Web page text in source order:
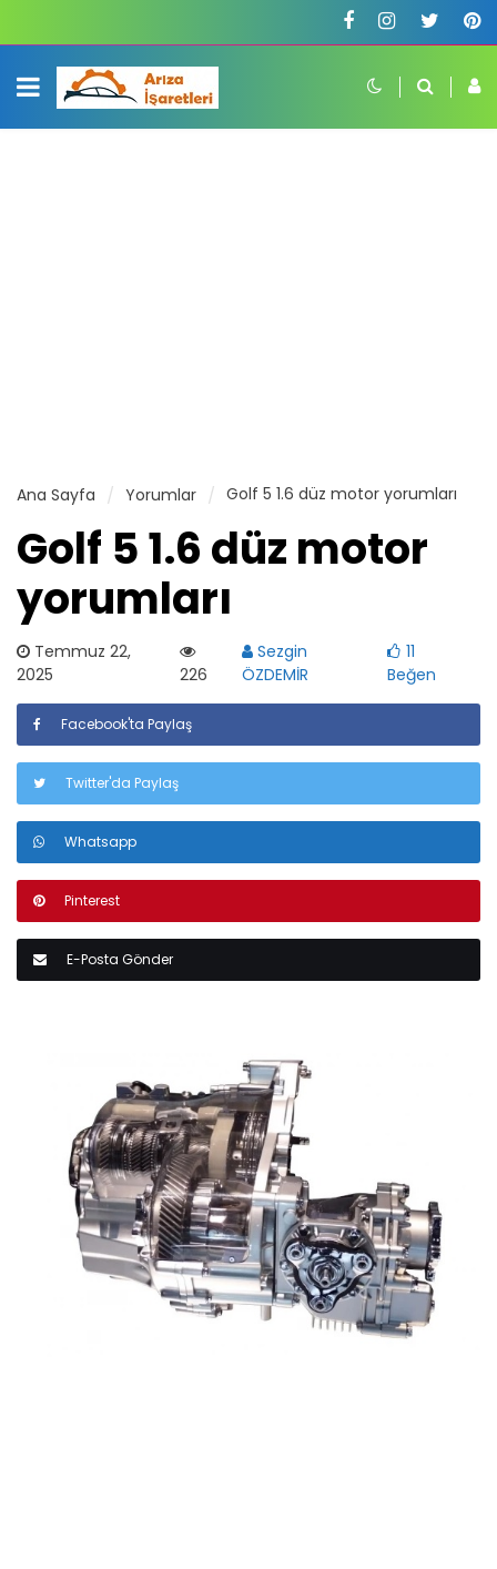
Ana Sayfa Yorumlar Golf 5 1.6 düz motor yorumları
Golf 5 1.6 düz motor
yorumları
Temmuz 22,
2025
226
Sezgin
ÖZDEMİR
11
Beğen
Facebook'ta Paylaş
Twitter'da Paylaş
Whatsapp
Pinterest
E-Posta Gönder